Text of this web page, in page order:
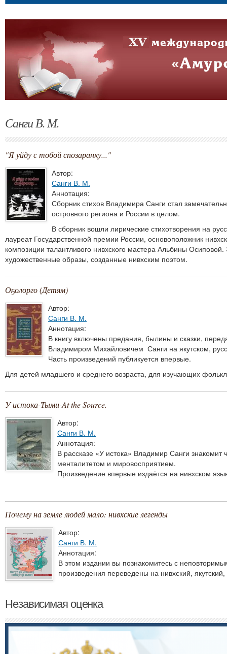
Санги В. М.
"Я уйду с тобой спозаранку..."
Автор:
Санги В. М.
Аннотация:
Сборник стихов Владимира Санги стал
островного региона и России в целом.
В сборник вошли лирические стихотворения на
лауреат Государственной премии России, основоположник
композиции талантливого нивхского мастера Альбины
художественные образы, созданные нивхским поэтом.
Оҕолорго (Детям)
Автор:
Санги В. М.
Аннотация:
В книгу включены предания, былины и сказки,
Владимиром Михайловичем Санги на якутском,
Часть произведений публикуется впервые.
Для детей младшего и среднего возраста, для изучающих
У истока-Тыми-At the Source.
Автор:
Санги В. М.
Аннотация:
В рассказе «У истока» Владимир Санги
менталитетом и мировосприятием.
Произведение впервые издаётся на нивхском
Почему на земле людей мало: нивхские легенды
Автор:
Санги В. М.
Аннотация:
В этом издании вы познакомитесь с
произведения переведены на нивхский,
Независимая оценка